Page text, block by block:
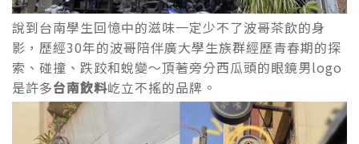
說到台南學生回憶中的滋味一定少不了波哥茶飲的身
影，歷經30年的波哥陪伴廣大學生族群經歷青春期的探
索、碰撞、跌跤和蛻變～頂著旁分西瓜頭的眼鏡男logo
是許多台南飲料屹立不搖的品牌。